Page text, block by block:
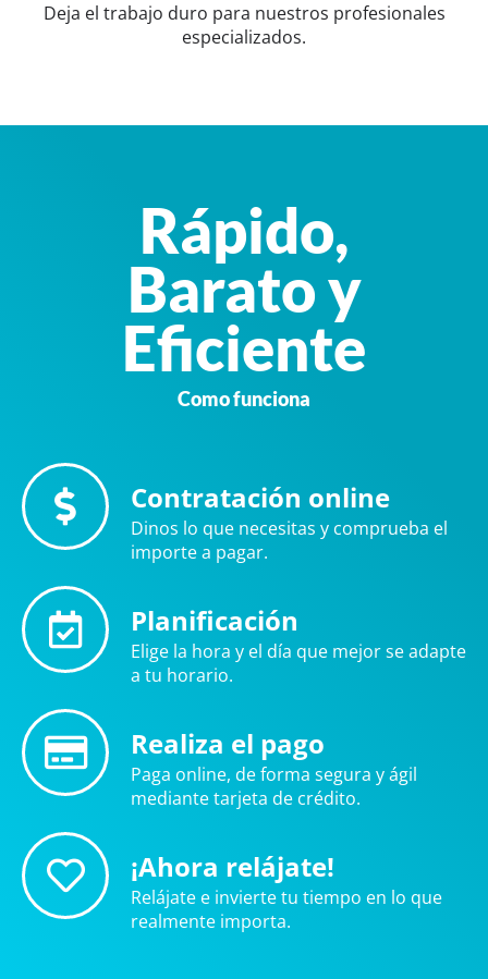
Deja el trabajo duro para nuestros profesionales
especializados.
Rápido,
Barato y
Eficiente
Como funciona
Contratación online
Dinos lo que necesitas y comprueba el
importe a pagar.
Planificación
Elige la hora y el día que mejor se adapte
a tu horario.
Realiza el pago
Paga online, de forma segura y ágil
mediante tarjeta de crédito.
¡Ahora relájate!
Relájate e invierte tu tiempo en lo que
realmente importa.